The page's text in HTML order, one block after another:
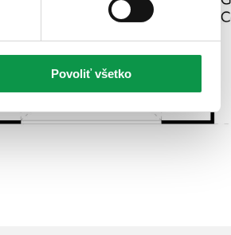
Povoliť všetko